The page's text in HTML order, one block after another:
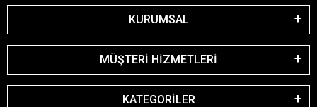
KURUMSAL
MÜŞTERİ HİZMETLERİ
KATEGORİLER